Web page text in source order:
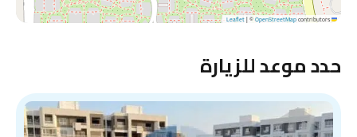
Leaflet
|©OpenStreetMapcontributors
حدد موعد للزيارة